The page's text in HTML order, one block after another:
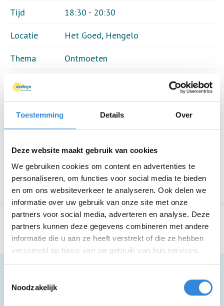
Toestemming Details Over
Deze website maakt gebruik van cookies
We gebruiken cookies om content en advertenties te
personaliseren, om functies voor social media te bieden
en om ons websiteverkeer te analyseren. Ook delen we
informatie over uw gebruik van onze site met onze
partners voor social media, adverteren en analyse. Deze
partners kunnen deze gegevens combineren met andere
informatie die u aan ze heeft verstrekt of die ze hebben
verzameld op basis van uw gebruik van hun services.
Noodzakelijk
Tijd
18:30 - 20:30
Locatie
Het Goed, Hengelo
Thema
Ontmoeten
Kosten
Deelnemers
33 van 50
Aanmelden is niet meer mogelijk.
Terug naar het overzicht
Meer informatie